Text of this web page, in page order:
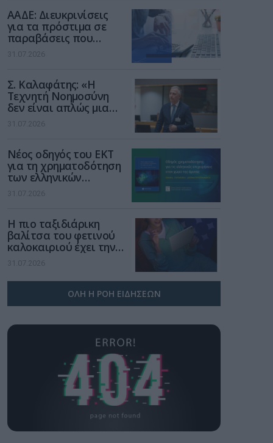
ΑΑΔΕ: Διευκρινίσεις
για τα πρόστιμα σε
παραβάσεις που
αφορούν τους ΦΗΜ
31.07.2026
Σ. Καλαφάτης: «Η
Τεχνητή Νοημοσύνη
δεν είναι απλώς μια
νέα τεχνολογία, είναι
μια νέα βιομηχανική
31.07.2026
Νέος οδηγός του ΕΚΤ
για τη χρηματοδότηση
των ελληνικών
επιχειρήσεων στον
χώρο της άμυνας
31.07.2026
Η πιο ταξιδιάρικη
βαλίτσα του φετινού
καλοκαιριού έχει την
υπογραφή της Xiaomi
31.07.2026
ΟΛΗ Η ΡΟΗ ΕΙΔΗΣΕΩΝ